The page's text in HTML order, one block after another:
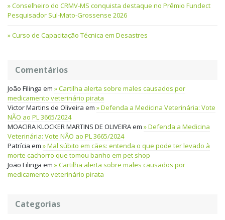
Conselheiro do CRMV-MS conquista destaque no Prêmio Fundect
Pesquisador Sul-Mato-Grossense 2026
Curso de Capacitação Técnica em Desastres
Comentários
João Filinga em
Cartilha alerta sobre males causados por
medicamento veterinário pirata
Victor Martins de Oliveira em
Defenda a Medicina Veterinária: Vote
NÃO ao PL 3665/2024
MOACIRA KLOCKER MARTINS DE OLIVEIRAem
Defenda a Medicina
Veterinária: Vote NÃO ao PL 3665/2024
Patrícia em
Mal súbito em cães: entenda o que pode ter levado à
morte cachorro que tomou banho em pet shop
João Filinga em
Cartilha alerta sobre males causados por
medicamento veterinário pirata
Categorias